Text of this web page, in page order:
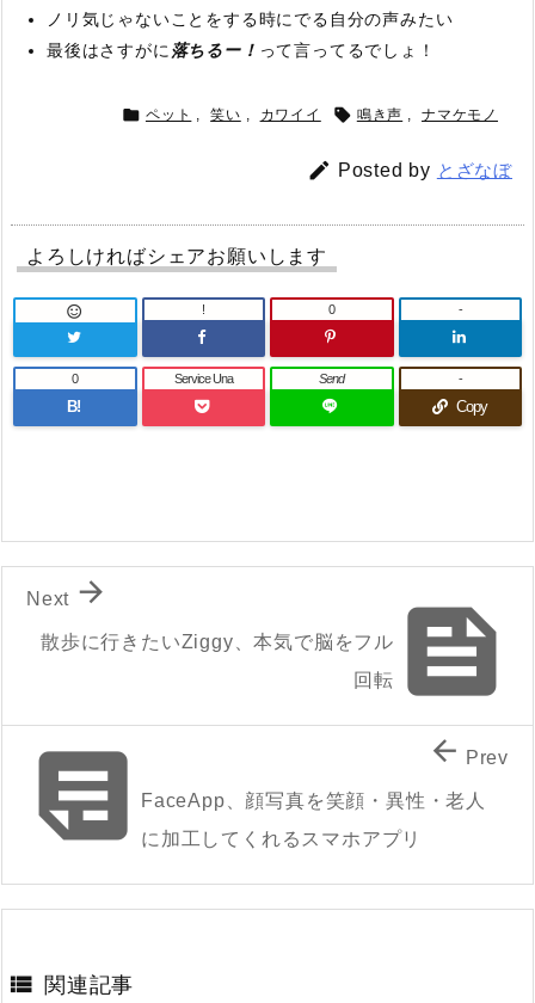
ノリ気じゃないことをする時にでる自分の声みたい
最後はさすがに落ちるー！ って言ってるでしょ！
 ペット , 笑い , カワイイ  鳴き声 , ナマケモノ
 Posted by とざなぼ
よろしければシェアお願いします
 ! 0 -
B!
0 Service Una Send
Copy
-

散歩に行きたいZiggy、本気で脳をフル
回転

Next
FaceApp、顔写真を笑顔・異性・老人
に加工してくれるスマホアプリ
 Prev
 関連記事